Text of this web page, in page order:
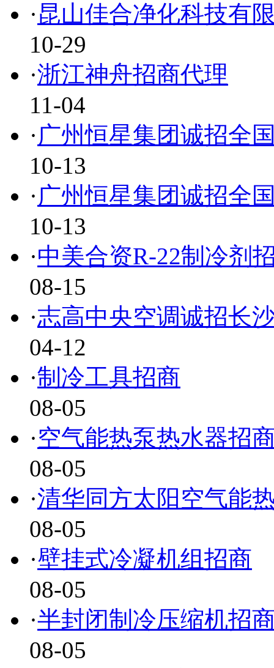
·昆山佳合净化科技有
10-29
·浙江神舟招商代理
11-04
·广州恒星集团诚招全
10-13
·广州恒星集团诚招全
10-13
·中美合资R-22制冷剂
08-15
·志高中央空调诚招长
04-12
·制冷工具招商
08-05
·空气能热泵热水器招
08-05
·清华同方太阳空气能
08-05
·壁挂式冷凝机组招商
08-05
·半封闭制冷压缩机招
08-05